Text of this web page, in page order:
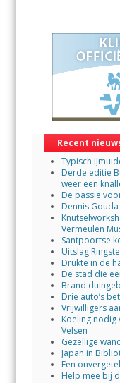
Recent
Typisch
Derde editie
weer een
De passie
Dennis
Vermeulen
Santpoortse
Uitslag
Drukte in de
De stad die
Brand
Drie auto’s
Vrijwilligers
Koeling nodig
Velsen
Gezellige
Japan in
Een
Help mee bij